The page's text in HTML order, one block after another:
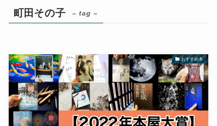
町田その子 – tag –
おすすめ本